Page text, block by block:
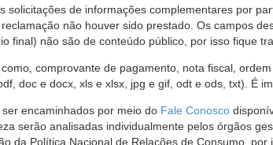
de informações complementares por
não houver sido prestado. Os campos
não são de conteúdo público, por isso fique
comprovante de pagamento, nota fiscal,
doc e docx, xls e xlsx, jpg e gif, odt e ods, txt). É
encaminhados por meio do Fale Conosco
serão analisadas individualmente pelos órgãos
da Política Nacional de Relações de Consumo,